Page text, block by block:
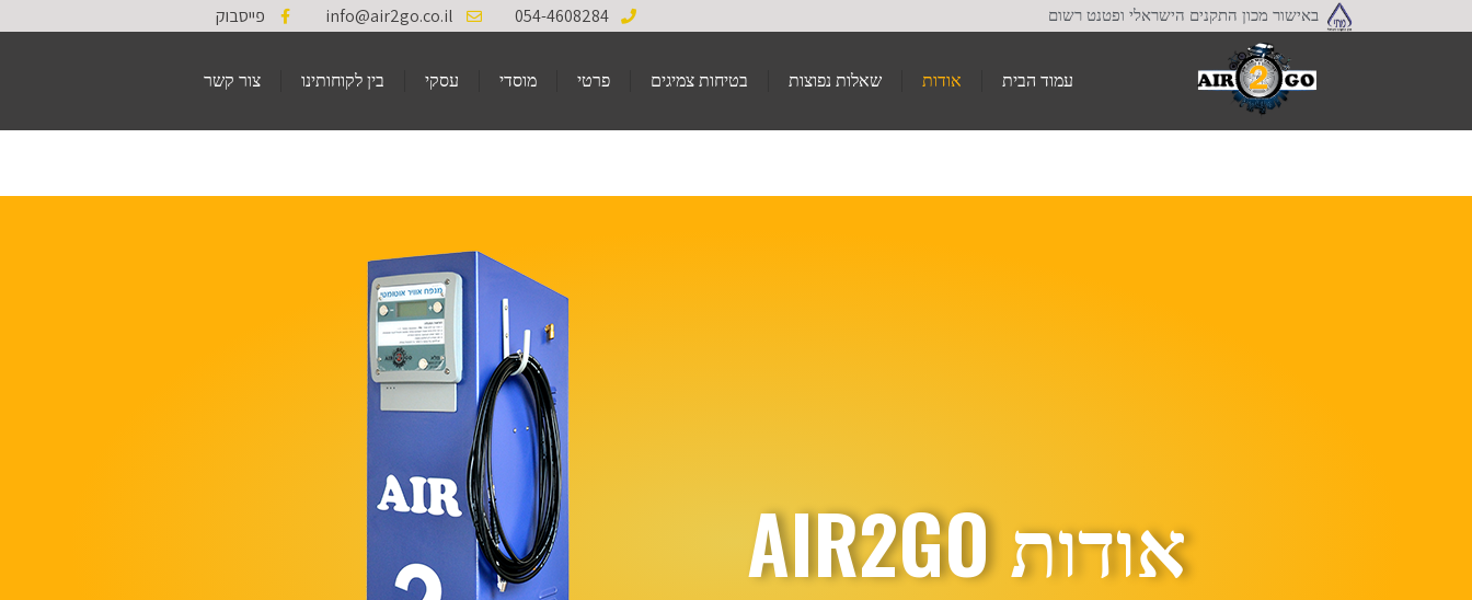
באישור מכון התקנים הישראלי ופטנט רשום 054-4608284
info@air2go.co.il פייסבוק
עמוד הבית אודות שאלות נפוצות בטיחות צמיגים פרטי מוסדי עסקי בין לקוחותינו צור קשר
אודות AIR2GO